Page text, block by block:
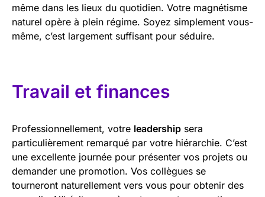
même dans les lieux du quotidien. Votre magnétisme
naturel opère à plein régime. Soyez simplement vous-
même, c’est largement suffisant pour séduire.
Travail et finances
Professionnellement, votre leadership sera
particulièrement remarqué par votre hiérarchie. C’est
une excellente journée pour présenter vos projets ou
demander une promotion. Vos collègues se
tourneront naturellement vers vous pour obtenir des